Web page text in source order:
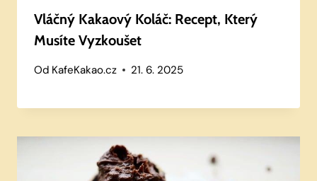
Vláčný Kakaový Koláč: Recept, Který
Musíte Vyzkoušet
Od KafeKakao.cz 21. 6. 2025